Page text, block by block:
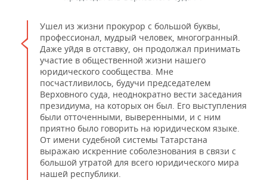
Ушел из жизни прокурор с большой буквы,
профессионал, мудрый человек, многогранный.
Даже уйдя в отставку, он продолжал принимать
участие в общественной жизни нашего
юридического сообщества. Мне
посчастливилось, будучи председателем
Верховного суда, неоднократно вести заседания
президиума, на которых он был. Его выступления
были отточенными, выверенными, и с ним
приятно было говорить на юридическом языке.
От имени судебной системы Татарстана
выражаю искренние соболезнования в связи с
большой утратой для всего юридического мира
нашей республики.